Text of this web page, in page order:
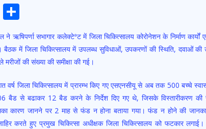
E
m h
ar
e
ने ऋषिपर्णा सभागार कलेक्टेªट में जिला चिकित्सालय कोरोनेशन के निर्माण
बैठक में जिला चिकित्सालय में उपलब्ध सुविधाओं, उपकरणों की स्थिति, दवाओं की
की संख्या की समीक्षा की गई।
वर्ष जिला चिकित्सालय में प्रारम्भ किए गए एसएनसीयू से अब तक 500 बच्चे
बैड से बढाकर 12 बैड करने के निर्देश दिए गए थे, जिसके विस्तारीकरण की
कारण जानने पर 2 माह से फंड न होना बताया गया। फंड न होने की
करते हुए प्रमुख चिकित्सा अधीक्षक जिला चिकित्सालय को फटकार